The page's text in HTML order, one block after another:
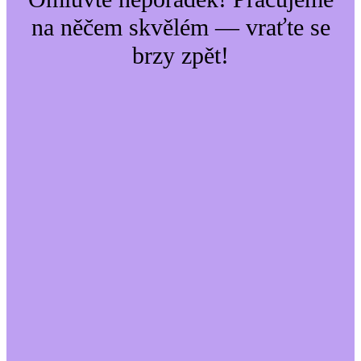
na něčem skvělém — vraťte se
brzy zpět!